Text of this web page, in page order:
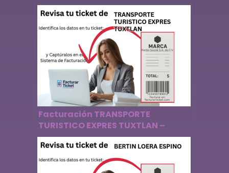
Facturación TRANSPORTE
TURISTICO EXPRES TUXTLAN –
Descargar Factura